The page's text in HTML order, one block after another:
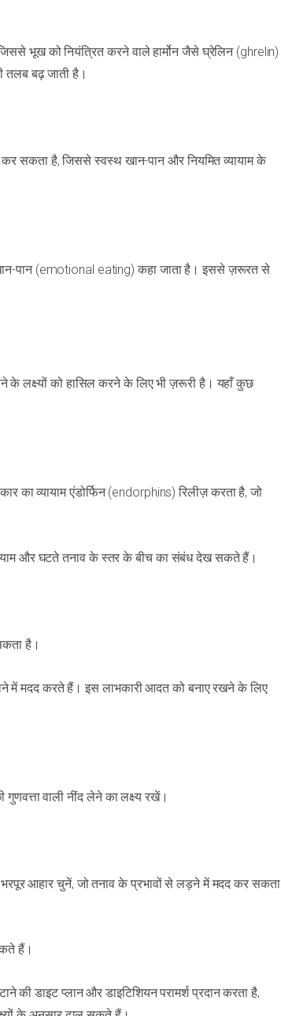
भूख को नियंत्रित करने वाले हार्मोन जैसे घ्रेलिन (ghrelin)
बढ़ जाती है।
सकता है, जिससे स्वस्थ खान-पान और नियमित व्यायाम के
पान (emotional eating) कहा जाता है। इससे ज़रूरत से
लक्ष्यों को हासिल करने के लिए भी ज़रूरी है। यहाँ कुछ
का व्यायाम एंडोर्फिन (endorphins) रिलीज़ करता है, जो
और घटते तनाव के स्तर के बीच का संबंध देख सकते हैं।
है।
में मदद करते हैं। इस लाभकारी आदत को बनाए रखने के लिए
वाली नींद लेने का लक्ष्य रखें।
आहार चुनें, जो तनाव के प्रभावों से लड़ने में मदद कर सकता
हैं।
डाइट प्लान और डाइटिशियन परामर्श प्रदान करता है,